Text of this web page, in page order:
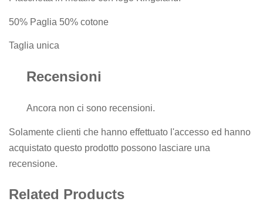
50% Paglia 50% cotone
Taglia unica
Recensioni
Ancora non ci sono recensioni.
Solamente clienti che hanno effettuato l'accesso ed hanno
acquistato questo prodotto possono lasciare una
recensione.
Related Products